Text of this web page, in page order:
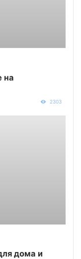
на
2303
дома и